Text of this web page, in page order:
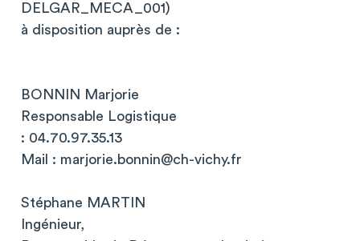
DELGAR_MECA_001)
à disposition auprès de :
BONNIN Marjorie
Responsable Logistique
: 04.70.97.35.13
Mail : marjorie.bonnin@ch-vichy.fr
Stéphane MARTIN
Ingénieur,